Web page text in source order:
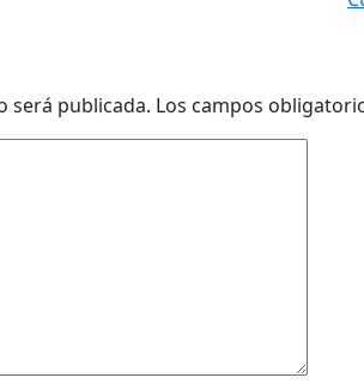
será publicada. Los campos